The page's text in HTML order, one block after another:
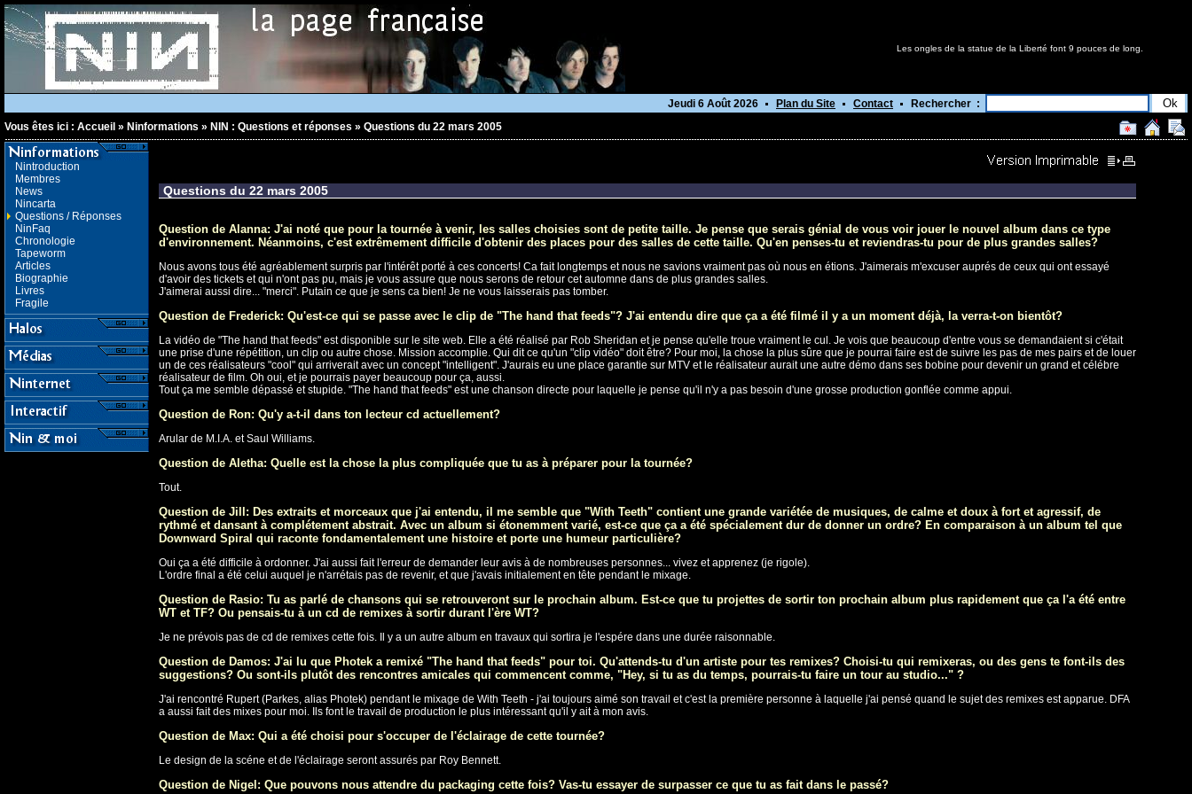
Les ongles de la statue de la Liberté font 9 pouces de long.
Jeudi 6 Août 2026 Plan du Site Contact
Rechercher :
Vous êtes ici : Accueil » Ninformations » NIN : Questions et réponses » Questions du 22 mars 2005
Nintroduction
Membres
News
Nincarta
Questions / Réponses
NinFaq
Chronologie
Tapeworm
Articles
Biographie
Livres
Fragile
Questions du 22 mars 2005
Question de Alanna: J'ai noté que pour la tournée à venir, les salles choisies sont de petite taille. Je pense que serais génial de vous voir jouer le nouvel album dans ce type
d'environnement. Néanmoins, c'est extrêmement difficile d'obtenir des places pour des salles de cette taille. Qu'en penses-tu et reviendras-tu pour de plus grandes salles?
Nous avons tous été agréablement surpris par l'intérêt porté à ces concerts! Ca fait longtemps et nous ne savions vraiment pas où nous en étions. J'aimerais m'excuser auprés de ceux qui ont essayé
d'avoir des tickets et qui n'ont pas pu, mais je vous assure que nous serons de retour cet automne dans de plus grandes salles.
J'aimerai aussi dire... "merci". Putain ce que je sens ca bien! Je ne vous laisserais pas tomber.
Question de Frederick: Qu'est-ce qui se passe avec le clip de "The hand that feeds"? J'ai entendu dire que ça a été filmé il y a un moment déjà, la verra-t-on bientôt?
La vidéo de "The hand that feeds" est disponible sur le site web. Elle a été réalisé par Rob Sheridan et je pense qu'elle troue vraiment le cul. Je vois que beaucoup d'entre vous se demandaient si c'était
une prise d'une répétition, un clip ou autre chose. Mission accomplie. Qui dit ce qu'un "clip vidéo" doit être? Pour moi, la chose la plus sûre que je pourrai faire est de suivre les pas de mes pairs et de louer
un de ces réalisateurs "cool" qui arriverait avec un concept "intelligent". J'aurais eu une place garantie sur MTV et le réalisateur aurait une autre démo dans ses bobine pour devenir un grand et célébre
réalisateur de film. Oh oui, et je pourrais payer beaucoup pour ça, aussi.
Tout ça me semble dépassé et stupide. "The hand that feeds" est une chanson directe pour laquelle je pense qu'il n'y a pas besoin d'une grosse production gonflée comme appui.
Question de Ron: Qu'y a-t-il dans ton lecteur cd actuellement?
Arular de M.I.A. et Saul Williams.
Question de Aletha: Quelle est la chose la plus compliquée que tu as à préparer pour la tournée?
Tout.
Question de Jill: Des extraits et morceaux que j'ai entendu, il me semble que "With Teeth" contient une grande variétée de musiques, de calme et doux à fort et agressif, de
rythmé et dansant à complétement abstrait. Avec un album si étonemment varié, est-ce que ça a été spécialement dur de donner un ordre? En comparaison à un album tel que
Downward Spiral qui raconte fondamentalement une histoire et porte une humeur particulière?
Oui ça a été difficile à ordonner. J'ai aussi fait l'erreur de demander leur avis à de nombreuses personnes... vivez et apprenez (je rigole).
L'ordre final a été celui auquel je n'arrétais pas de revenir, et que j'avais initialement en tête pendant le mixage.
Question de Rasio: Tu as parlé de chansons qui se retrouveront sur le prochain album. Est-ce que tu projettes de sortir ton prochain album plus rapidement que ça l'a été entre
WT et TF? Ou pensais-tu à un cd de remixes à sortir durant l'ère WT?
Je ne prévois pas de cd de remixes cette fois. Il y a un autre album en travaux qui sortira je l'espére dans une durée raisonnable.
Question de Damos: J'ai lu que Photek a remixé "The hand that feeds" pour toi. Qu'attends-tu d'un artiste pour tes remixes? Choisi-tu qui remixeras, ou des gens te font-ils des
suggestions? Ou sont-ils plutôt des rencontres amicales qui commencent comme, "Hey, si tu as du temps, pourrais-tu faire un tour au studio..." ?
J'ai rencontré Rupert (Parkes, alias Photek) pendant le mixage de With Teeth - j'ai toujours aimé son travail et c'est la première personne à laquelle j'ai pensé quand le sujet des remixes est apparue. DFA
a aussi fait des mixes pour moi. Ils font le travail de production le plus intéressant qu'il y ait à mon avis.
Question de Max: Qui a été choisi pour s'occuper de l'éclairage de cette tournée?
Le design de la scéne et de l'éclairage seront assurés par Roy Bennett.
Question de Nigel: Que pouvons nous attendre du packaging cette fois? Vas-tu essayer de surpasser ce que tu as fait dans le passé?